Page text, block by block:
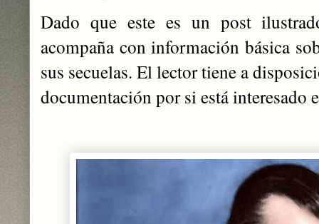
Dado que este es un post
acompaña con información básica
sus secuelas. El lector tiene a
documentación por si está interesado